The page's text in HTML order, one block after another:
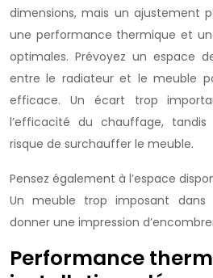
dimensions, mais un ajustement
une performance thermique et
optimales. Prévoyez un espace
entre le radiateur et le meuble
efficace. Un écart trop
l’efficacité du chauffage, tandis
risque de surchauffer le meuble.
Pensez également à l’espace
Un meuble trop imposant
donner une impression
Performance